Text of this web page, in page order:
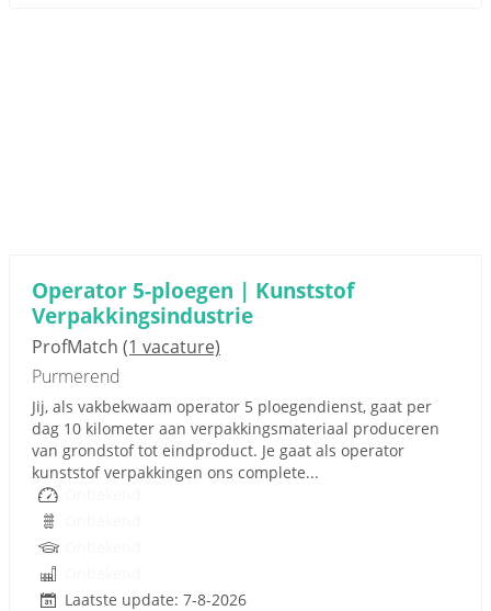
Operator 5-ploegen | Kunststof
Verpakkingsindustrie
ProfMatch (1 vacature)
Purmerend
Jij, als vakbekwaam operator 5 ploegendienst, gaat per
dag 10 kilometer aan verpakkingsmateriaal produceren
van grondstof tot eindproduct. Je gaat als operator
kunststof verpakkingen ons complete...
Laatste update: 7-8-2026